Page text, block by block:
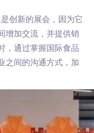
创新的展会，因为它
增加交流，并提供销
，通过掌握国际食品
之间的沟通方式，加